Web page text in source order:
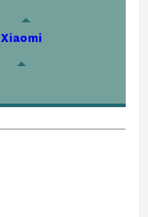
Xiaomi